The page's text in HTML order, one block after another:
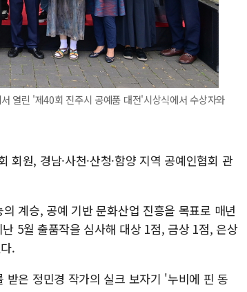
열린 '제40회 진주시 공예품 대전'시상식에서 수상자와
원, 경남·사천·산청·함양 지역 공예인협회 관
계승, 공예 기반 문화산업 진흥을 목표로 매년
5월 출품작을 심사해 대상 1점, 금상 1점, 은상
.
은 정민경 작가의 실크 보자기 '누비에 핀 동